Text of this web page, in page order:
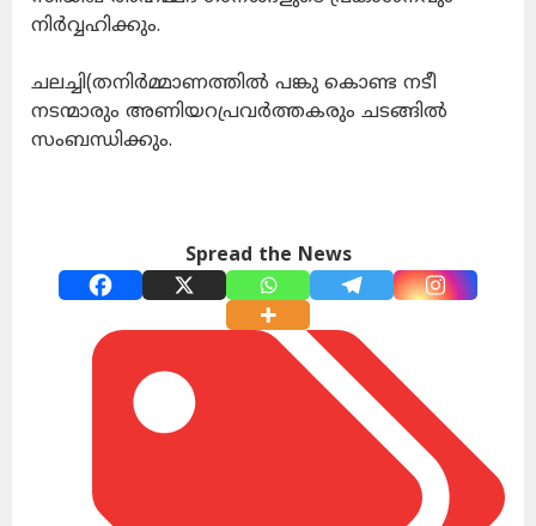
നിർവ്വഹിക്കും.
ചലച്ചി(തനിർമ്മാണത്തിൽ പങ്കു കൊണ്ട നടീ
നടന്മാരും അണിയറപ്രവർത്തകരും ചടങ്ങിൽ
സംബന്ധിക്കും.
Spread the News